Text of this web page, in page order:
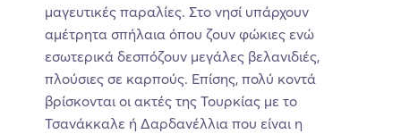
μαγευτικές παραλίες. Στο νησί υπάρχουν
αμέτρητα σπήλαια όπου ζουν φώκιες ενώ
εσωτερικά δεσπόζουν μεγάλες βελανιδιές,
πλούσιες σε καρπούς. Επίσης, πολύ κοντά
βρίσκονται οι ακτές της Τουρκίας με το
Τσανάκκαλε ή Δαρδανέλλια που είναι η